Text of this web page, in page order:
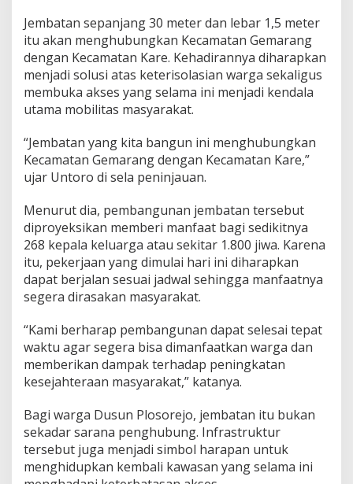
e
n
a
r
u
h
a
p
a
u
n
t
u
k
B
a
n
k
i
t
K
e
b
a
l
Jembatan sepanjang 30 meter dan lebar 1,5 meter
itu akan menghubungkan Kecamatan Gemarang
dengan Kecamatan Kare. Kehadirannya diharapkan
menjadi solusi atas keterisolasian warga sekaligus
membuka akses yang selama ini menjadi kendala
utama mobilitas masyarakat.
“Jembatan yang kita bangun ini menghubungkan
Kecamatan Gemarang dengan Kecamatan Kare,”
ujar Untoro di sela peninjauan.
Menurut dia, pembangunan jembatan tersebut
diproyeksikan memberi manfaat bagi sedikitnya
268 kepala keluarga atau sekitar 1.800 jiwa. Karena
itu, pekerjaan yang dimulai hari ini diharapkan
dapat berjalan sesuai jadwal sehingga manfaatnya
segera dirasakan masyarakat.
“Kami berharap pembangunan dapat selesai tepat
waktu agar segera bisa dimanfaatkan warga dan
memberikan dampak terhadap peningkatan
kesejahteraan masyarakat,” katanya.
Bagi warga Dusun Plosorejo, jembatan itu bukan
sekadar sarana penghubung. Infrastruktur
tersebut juga menjadi simbol harapan untuk
menghidupkan kembali kawasan yang selama ini